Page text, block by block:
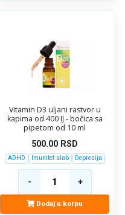
Vitamin D3 uljani rastvor u
kapima od 400 IJ - bočica sa
pipetom od 10 ml
500.00 RSD
ADHD Imunitet slab Depresija
Dodaj u korpu